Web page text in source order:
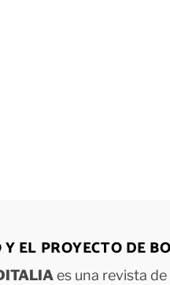
EL PROYECTO DE
es una revista